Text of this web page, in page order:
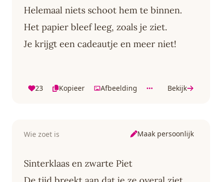
Helemaal niets schoot hem te binnen.
Het papier bleef leeg, zoals je ziet.
Je krijgt een cadeautje en meer niet!
23 Kopieer Afbeelding Bekijk
Wie zoet is Maak persoonlijk
Sinterklaas en zwarte Piet